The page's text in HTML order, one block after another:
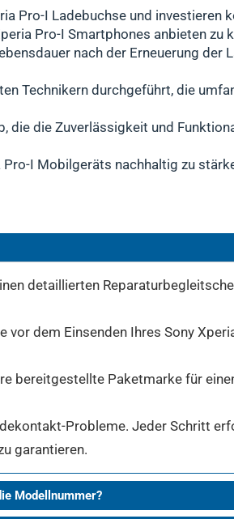
Pro-I Ladebuchse und investieren
Pro-I Smartphones anbieten zu
nach der Erneuerung der
Technikern durchgeführt, die
die die Zuverlässigkeit und
I Mobilgeräts nachhaltig zu
detaillierten
dem Einsenden Ihres Sony
bereitgestellte Paketmarke für
Probleme. Jeder Schritt
garantieren.
Modellnummer?